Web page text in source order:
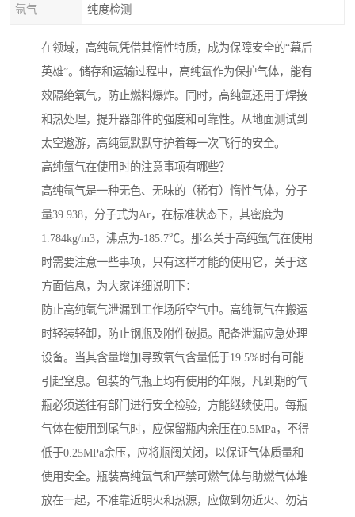
氩气 纯度检测
在领域，高纯氩凭借其惰性特质，成为保障安全的“幕后
英雄”。储存和运输过程中，高纯氩作为保护气体，能有
效隔绝氧气，防止燃料爆炸。同时，高纯氩还用于焊接
和热处理，提升器部件的强度和可靠性。从地面测试到
太空遨游，高纯氩默默守护着每一次飞行的安全。
高纯氩气在使用时的注意事项有哪些？
高纯氩气是一种无色、无味的（稀有）惰性气体，分子
量39.938，分子式为Ar，在标准状态下，其密度为
1.784kg/m3，沸点为-185.7℃。那么关于高纯氩气在使用
时需要注意一些事项，只有这样才能的使用它，关于这
方面信息，为大家详细说明下：
防止高纯氩气泄漏到工作场所空气中。高纯氩气在搬运
时轻装轻卸，防止钢瓶及附件破损。配备泄漏应急处理
设备。当其含量增加导致氧气含量低于19.5%时有可能
引起窒息。包装的气瓶上均有使用的年限，凡到期的气
瓶必须送往有部门进行安全检验，方能继续使用。每瓶
气体在使用到尾气时，应保留瓶内余压在0.5MPa，不得
低于0.25MPa余压，应将瓶阀关闭，以保证气体质量和
使用安全。瓶装高纯氩气和严禁可燃气体与助燃气体堆
放在一起，不准靠近明火和热源，应做到勿近火、勿沾